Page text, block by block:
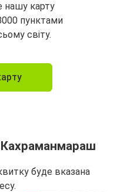
нашу карту
пунктами
світу.
Кахраманмараш
буде вказана